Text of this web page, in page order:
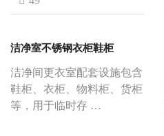
洁净室不锈钢衣柜鞋柜
洁净间更衣室配套设施包含
鞋柜、衣柜、物料柜、货柜
等，用于临时存 …